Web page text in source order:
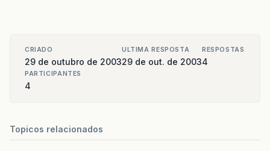
CRIADO
29 de outubro de 2003
ULTIMA RESPOSTA
29 de out. de 2003
RESPOSTAS
4
PARTICIPANTES
4
Topicos relacionados